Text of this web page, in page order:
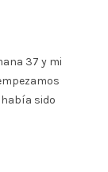
37 y mi
sido